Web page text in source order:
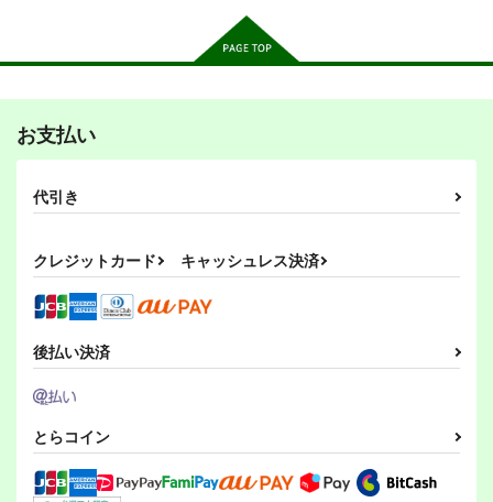
お支払い
代引き
クレジットカード キャッシュレス決済
後払い決済
とらコイン